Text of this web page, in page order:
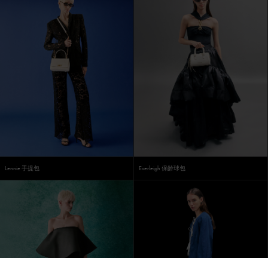
Lennie 手提包 Everleigh 保齡球包